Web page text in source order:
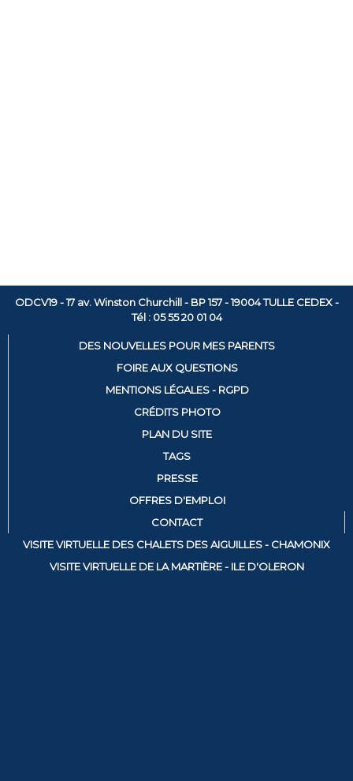
ODCV19 - 17 av. Winston Churchill - BP 157 - 19004 TULLE CEDEX -
Tél : 05 55 20 01 04
DES NOUVELLES POUR MES PARENTS
FOIRE AUX QUESTIONS
MENTIONS LÉGALES - RGPD
CRÉDITS PHOTO
PLAN DU SITE
TAGS
PRESSE
OFFRES D'EMPLOI
CONTACT
VISITE VIRTUELLE DES CHALETS DES AIGUILLES - CHAMONIX
VISITE VIRTUELLE DE LA MARTIÈRE - ILE D'OLERON